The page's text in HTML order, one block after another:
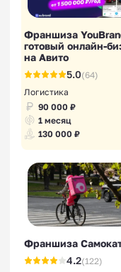
Франшиза
готовый онлайн-
на Авито
5.0(64)
Логистика
90 000 ₽
1 месяц
130 000 ₽
Франшиза
4.2(122)